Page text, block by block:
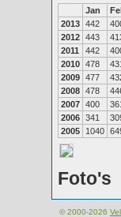
Jan
2013 442
2012 443
2011
442
2010 478
2009 477
2008 478
2007 400
2006 341
2005
1040
Foto's
© 2000-2026